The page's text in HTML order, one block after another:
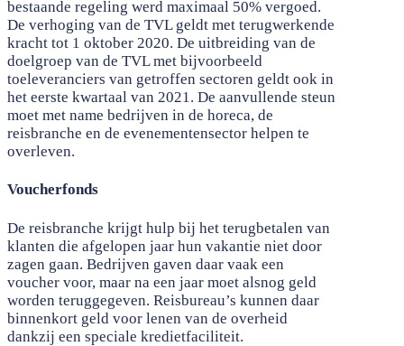
bestaande regeling werd maximaal 50% vergoed.
De verhoging van de TVL geldt met terugwerkende
kracht tot 1 oktober 2020. De uitbreiding van de
doelgroep van de TVL met bijvoorbeeld
toeleveranciers van getroffen sectoren geldt ook in
het eerste kwartaal van 2021. De aanvullende steun
moet met name bedrijven in de horeca, de
reisbranche en de evenementensector helpen te
overleven.
Voucherfonds
De reisbranche krijgt hulp bij het terugbetalen van
klanten die afgelopen jaar hun vakantie niet door
zagen gaan. Bedrijven gaven daar vaak een
voucher voor, maar na een jaar moet alsnog geld
worden teruggegeven. Reisbureau’s kunnen daar
binnenkort geld voor lenen van de overheid
dankzij een speciale kredietfaciliteit.